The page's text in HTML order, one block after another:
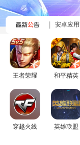
安卓应
王者荣耀 和平精英
穿越火线 英雄联盟